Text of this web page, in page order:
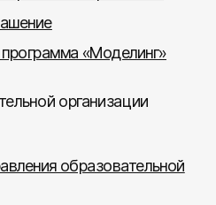
«Моделинг»
организации
образовательной